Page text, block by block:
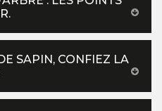
SAPIN, CONFIEZ LA